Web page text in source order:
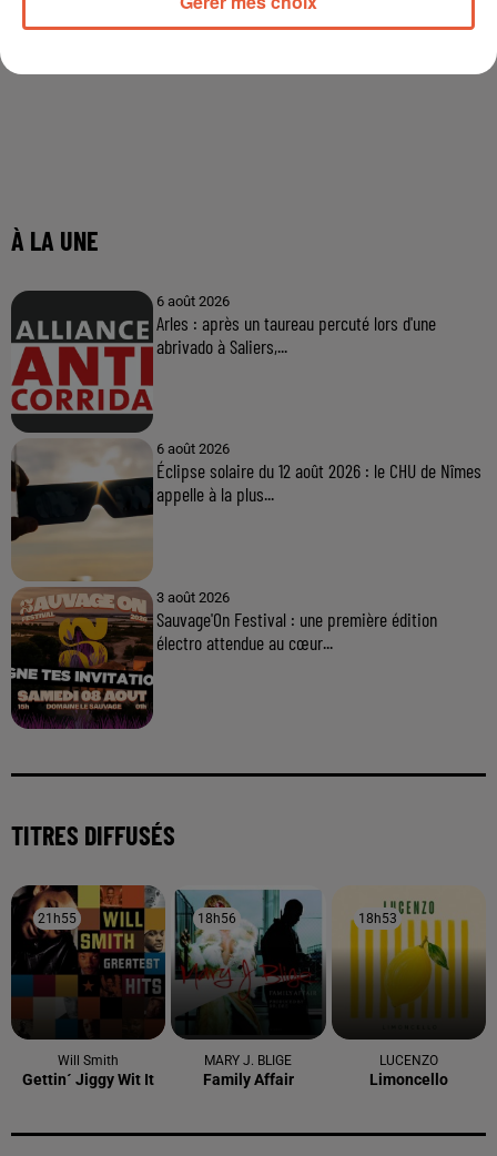
À LA UNE
6 août 2026
Arles : après un taureau percuté lors d'une
abrivado à Saliers,...
6 août 2026
Éclipse solaire du 12 août 2026 : le CHU de Nîmes
appelle à la plus...
3 août 2026
Sauvage'On Festival : une première édition
électro attendue au cœur...
TITRES DIFFUSÉS
21h55
21h55
Will Smith
Gettin´ Jiggy Wit It
18h56
18h56
MARY J. BLIGE
Family Affair
18h53
18h53
LUCENZO
Limoncello